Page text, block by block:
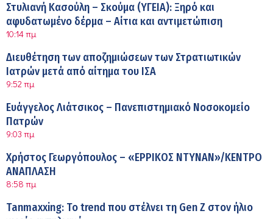
Στυλιανή Κασούλη – Σκούμα (ΥΓΕΙΑ): Ξηρό και
αφυδατωμένο δέρμα – Αίτια και αντιμετώπιση
10:14 πμ
Διευθέτηση των αποζημιώσεων των Στρατιωτικών
Ιατρών μετά από αίτημα του ΙΣΑ
9:52 πμ
Ευάγγελος Λιάτσικος – Πανεπιστημιακό Νοσοκομείο
Πατρών
9:03 πμ
Χρήστος Γεωργόπουλος – «ΕΡΡΙΚΟΣ ΝΤΥΝΑΝ»/ΚΕΝΤΡΟ
ΑΝΑΠΛΑΣΗ
8:58 πμ
Tanmaxxing: To trend που στέλνει τη Gen Z στον ήλιο